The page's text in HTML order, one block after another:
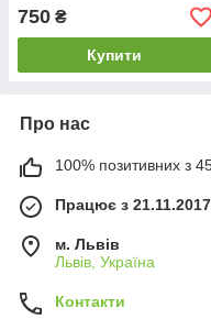
750 ₴
Купити
Про нас
100% позитивних з 45
Працює з 21.11.2017
м. Львів
Львів, Україна
Контакти